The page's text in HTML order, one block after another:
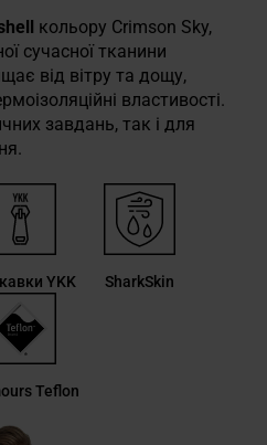
кольору Crimson Sky,
сучасної тканини
від вітру та дощу,
властивості.
завдань, так і для
YKK SharkSkin
Teflon